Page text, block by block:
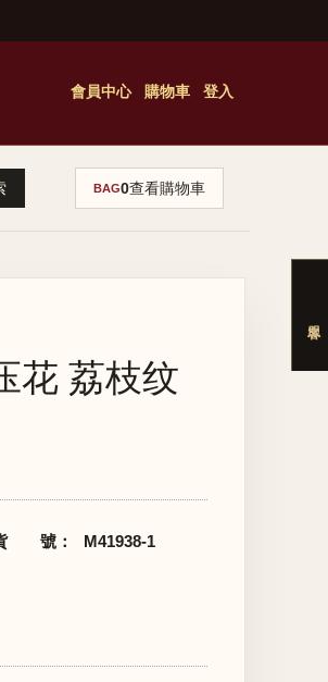
會員中心 購物車 登入
BAG0查看購物車
花 荔枝纹
號： M41938-1